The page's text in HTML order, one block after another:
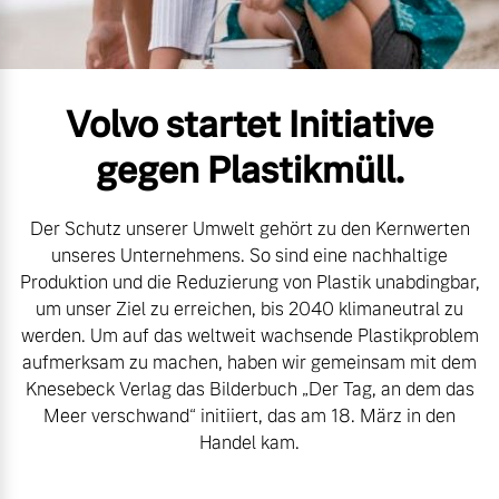
Mild-Hybrid
Geschäftskunden
Editionsmodelle
Konnektivität
Volvo Gebrauchtwagenbörse
Aktuelle Zubehörangebote
Zubehörkatalog
Service by Volvo
Sie erhalten bei uns eine
Vielzahl von Original
Kontakt und Anfahrt
Unsere News & Events
Volvo startet Initiative
gegen Plastikmüll.
Der Schutz unserer Umwelt gehört zu den Kernwerten
unseres Unternehmens. So sind eine nachhaltige
Produktion und die Reduzierung von Plastik unabdingbar,
um unser Ziel zu erreichen, bis 2040 klimaneutral zu
werden. Um auf das weltweit wachsende Plastikproblem
aufmerksam zu machen, haben wir gemeinsam mit dem
Knesebeck Verlag das Bilderbuch „Der Tag, an dem das
Meer verschwand“ initiiert, das am 18. März in den
Handel kam.